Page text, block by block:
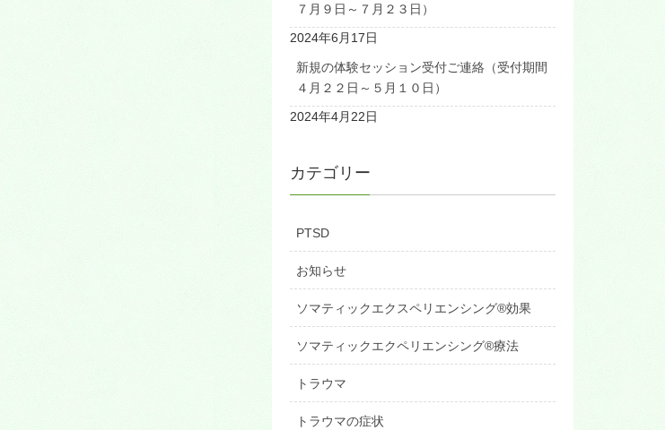
７月９日～７月２３日）
2024年6月17日
新規の体験セッション受付ご連絡（受付期間
４月２２日～５月１０日）
2024年4月22日
カテゴリー
PTSD
お知らせ
ソマティックエクスペリエンシング®効果
ソマティックエクペリエンシング®療法
トラウマ
トラウマの症状